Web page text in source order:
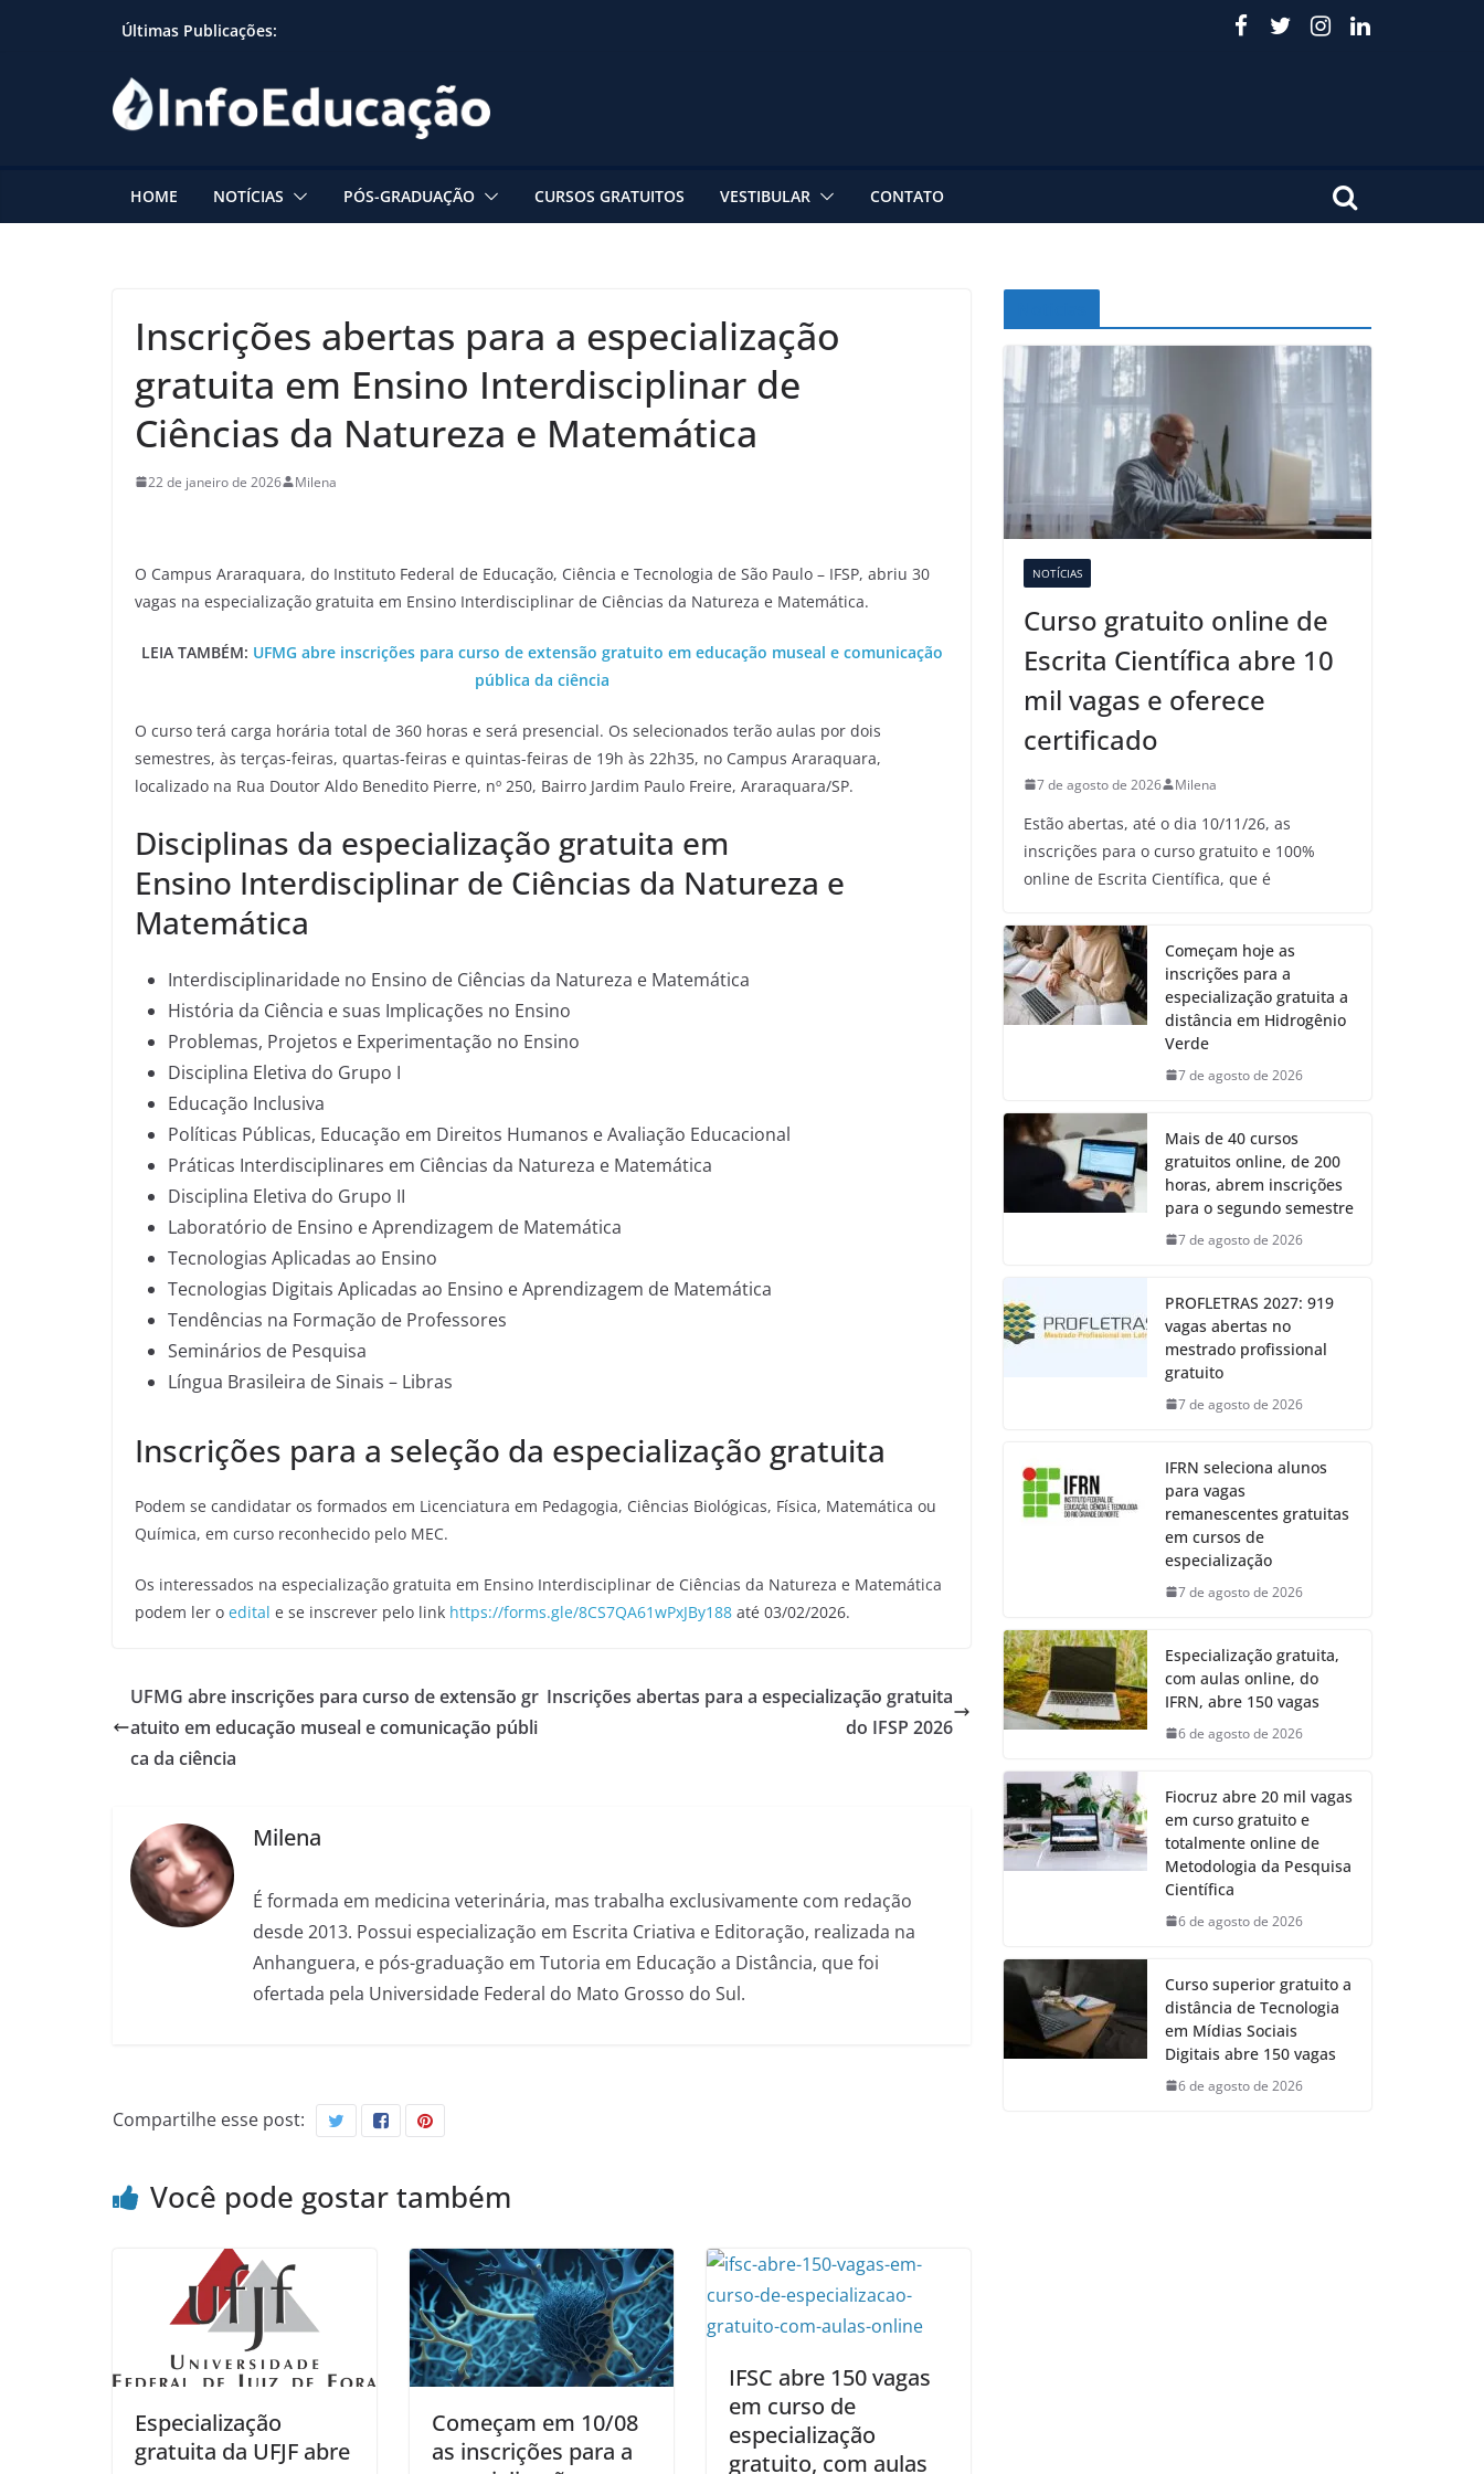
Últimas Publicações:
HOME NOTÍCIAS PÓS-GRADUAÇÃO CURSOS GRATUITOS VESTIBULAR CONTATO
Inscrições abertas para a especialização
gratuita em Ensino Interdisciplinar de
Ciências da Natureza e Matemática
22 de janeiro de 2026 Milena
O Campus Araraquara, do Instituto Federal de Educação, Ciência e Tecnologia de São Paulo – IFSP, abriu 30
vagas na especialização gratuita em Ensino Interdisciplinar de Ciências da Natureza e Matemática.
LEIA TAMBÉM: UFMG abre inscrições para curso de extensão gratuito em educação museal e comunicação
pública da ciência
O curso terá carga horária total de 360 horas e será presencial. Os selecionados terão aulas por dois
semestres, às terças-feiras, quartas-feiras e quintas-feiras de 19h às 22h35, no Campus Araraquara,
localizado na Rua Doutor Aldo Benedito Pierre, nº 250, Bairro Jardim Paulo Freire, Araraquara/SP.
Disciplinas da especialização gratuita em
Ensino Interdisciplinar de Ciências da Natureza e
Matemática
Interdisciplinaridade no Ensino de Ciências da Natureza e Matemática
História da Ciência e suas Implicações no Ensino
Problemas, Projetos e Experimentação no Ensino
Disciplina Eletiva do Grupo I
Educação Inclusiva
Políticas Públicas, Educação em Direitos Humanos e Avaliação Educacional
Práticas Interdisciplinares em Ciências da Natureza e Matemática
Disciplina Eletiva do Grupo II
Laboratório de Ensino e Aprendizagem de Matemática
Tecnologias Aplicadas ao Ensino
Tecnologias Digitais Aplicadas ao Ensino e Aprendizagem de Matemática
Tendências na Formação de Professores
Seminários de Pesquisa
Língua Brasileira de Sinais – Libras
Inscrições para a seleção da especialização gratuita
Podem se candidatar os formados em Licenciatura em Pedagogia, Ciências Biológicas, Física, Matemática ou
Química, em curso reconhecido pelo MEC.
Os interessados na especialização gratuita em Ensino Interdisciplinar de Ciências da Natureza e Matemática
podem ler o edital e se inscrever pelo link https://forms.gle/8CS7QA61wPxJBy188 até 03/02/2026.
UFMG abre inscrições para curso de extensão gr
atuito em educação museal e comunicação públi
ca da ciência
Inscrições abertas para a especialização gratuita
do IFSP 2026
Milena
É formada em medicina veterinária, mas trabalha exclusivamente com redação
desde 2013. Possui especialização em Escrita Criativa e Editoração, realizada na
Anhanguera, e pós-graduação em Tutoria em Educação a Distância, que foi
ofertada pela Universidade Federal do Mato Grosso do Sul.
Compartilhe esse post:
Você pode gostar também
Especialização
gratuita da UFJF abre
Começam em 10/08
as inscrições para a
IFSC abre 150 vagas
em curso de
especialização
gratuito, com aulas
NOTÍCIAS
Curso gratuito online de
Escrita Científica abre 10
mil vagas e oferece
certificado
7 de agosto de 2026 Milena
Estão abertas, até o dia 10/11/26, as
inscrições para o curso gratuito e 100%
online de Escrita Científica, que é
Começam hoje as
inscrições para a
especialização gratuita a
distância em Hidrogênio
Verde
7 de agosto de 2026
Mais de 40 cursos
gratuitos online, de 200
horas, abrem inscrições
para o segundo semestre
7 de agosto de 2026
PROFLETRAS 2027: 919
vagas abertas no
mestrado profissional
gratuito
7 de agosto de 2026
IFRN seleciona alunos
para vagas
remanescentes gratuitas
em cursos de
especialização
7 de agosto de 2026
Especialização gratuita,
com aulas online, do
IFRN, abre 150 vagas
6 de agosto de 2026
Fiocruz abre 20 mil vagas
em curso gratuito e
totalmente online de
Metodologia da Pesquisa
Científica
6 de agosto de 2026
Curso superior gratuito a
distância de Tecnologia
em Mídias Sociais
Digitais abre 150 vagas
6 de agosto de 2026